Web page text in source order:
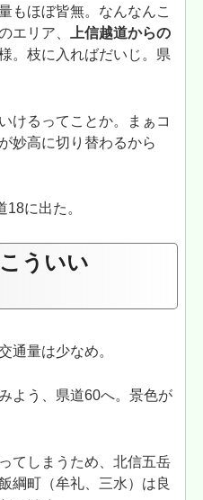
もほぼ皆無。なんなんこ
エリア、
上信越道からの
。枝に入ればだいじ。県
けるってことか。まぁコ
妙高に切り替わるから
に出た。
ういい
通量は少なめ。
よう、県道60へ。景色が
てしまうため、北信五岳
綱町（牟礼、三水）は良